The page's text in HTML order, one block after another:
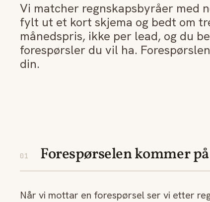
Vi matcher regnskapsbyråer med
fylt ut et kort skjema og bedt om
månedspris, ikke per lead, og du
forespørsler du vil ha.
din.
01 Forespørselen kommer
Når vi mottar en forespørsel ser vi etter